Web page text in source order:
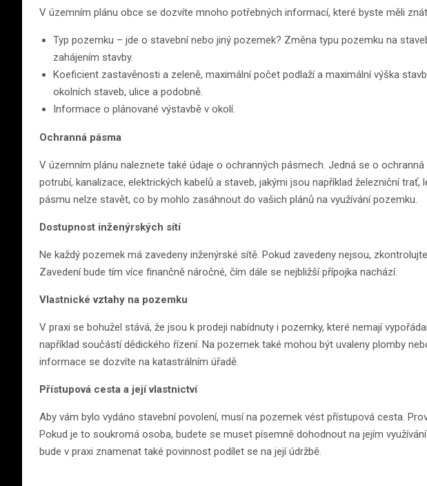
V územním plánu obce se dozvíte mnoho potřebných informací, které byste měli
Typ pozemku – jde o stavební nebo jiný pozemek? Změna typu pozemku na
zahájením stavby.
Koeficient zastavěnosti a zeleně, maximální počet podlaží a maximální výška
okolních staveb, ulice a podobně.
Informace o plánované výstavbě v okolí.
Ochranná pásma
V územním plánu naleznete také údaje o ochranných pásmech. Jedná se o
potrubí, kanalizace, elektrických kabelů a staveb, jakými jsou například železniční
pásmu nelze stavět, co by mohlo zasáhnout do vašich plánů na využívání pozemku.
Dostupnost inženýrských sítí
Ne každý pozemek má zavedeny inženýrské sítě. Pokud zavedeny nejsou,
Zavedení bude tím více finančně náročné, čím dále se nejbližší přípojka nachází.
Vlastnické vztahy na pozemku
V praxi se bohužel stává, že jsou k prodeji nabídnuty i pozemky, které nemají
například součástí dědického řízení. Na pozemek také mohou být uvaleny plomby
informace se dozvíte na katastrálním úřadě.
Přístupová cesta a její vlastnictví
Aby vám bylo vydáno stavební povolení, musí na pozemek vést přístupová cesta.
Pokud je to soukromá osoba, budete se muset písemně dohodnout na jejím
bude v praxi znamenat také povinnost podílet se na její údržbě.